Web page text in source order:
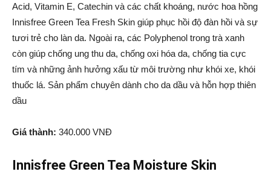
Acid, Vitamin E, Catechin và các chất khoáng, nước hoa hồng
Innisfree Green Tea Fresh Skin giúp phục hồi độ đàn hồi và sự
tươi trẻ cho làn da. Ngoài ra, các Polyphenol trong trà xanh
còn giúp chống ung thu da, chống oxi hóa da, chống tia cực
tím và những ảnh hưởng xấu từ môi trường như khói xe, khói
thuốc lá. Sản phẩm chuyên dành cho da dầu và hỗn hợp thiên
dầu
Giá thành: 340.000 VNĐ
Innisfree Green Tea Moisture Skin